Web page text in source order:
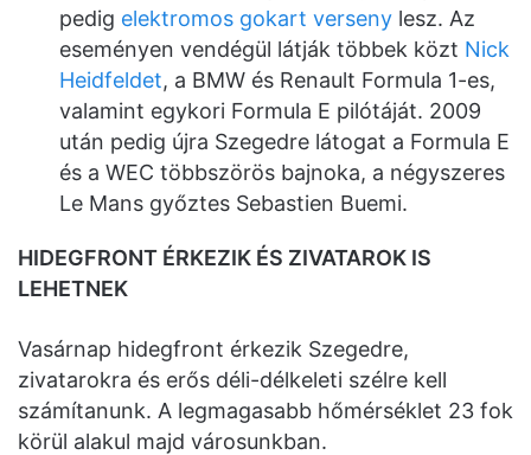
pedig elektromos gokart verseny lesz. Az
eseményen vendégül látják többek közt Nick
Heidfeldet, a BMW és Renault Formula 1-es,
valamint egykori Formula E pilótáját. 2009
után pedig újra Szegedre látogat a Formula E
és a WEC többszörös bajnoka, a négyszeres
Le Mans győztes Sebastien Buemi.
HIDEGFRONT ÉRKEZIK ÉS ZIVATAROK IS
LEHETNEK
Vasárnap hidegfront érkezik Szegedre,
zivatarokra és erős déli-délkeleti szélre kell
számítanunk. A legmagasabb hőmérséklet 23 fok
körül alakul majd városunkban.